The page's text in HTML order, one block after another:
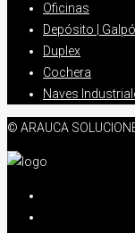
Oficinas
Depósito |
Duplex
Cochera
Naves
© ARAUCA